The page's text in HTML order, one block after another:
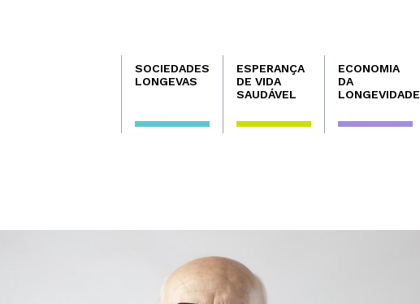
Navegación
principal
SOCIEDADES
LONGEVAS
ESPERANÇA
DE VIDA
SAUDÁVEL
ECONOMIA
DA
LONGEVIDADE